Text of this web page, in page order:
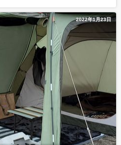
2022年1月23日